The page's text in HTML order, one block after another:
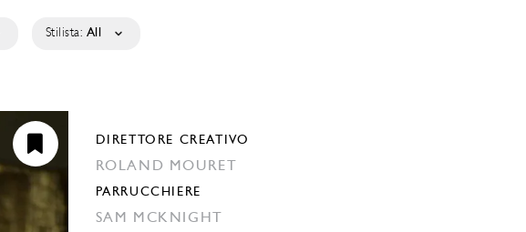
Stilista: All
DIRETTORE CREATIVO
ROLAND MOURET
PARRUCCHIERE
SAM MCKNIGHT